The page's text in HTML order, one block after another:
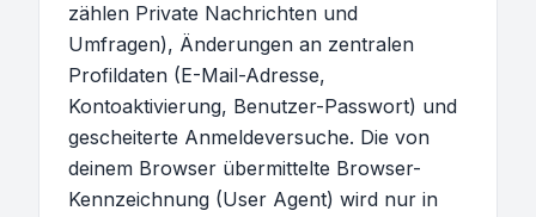
zählen Private Nachrichten und
Umfragen), Änderungen an zentralen
Profildaten (E-Mail-Adresse,
Kontoaktivierung, Benutzer-Passwort) und
gescheiterte Anmeldeversuche. Die von
deinem Browser übermittelte Browser-
Kennzeichnung (User Agent) wird nur in